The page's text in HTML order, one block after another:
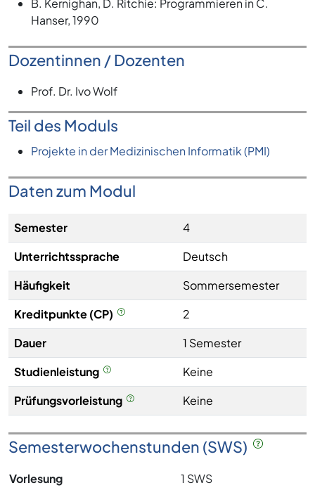
B. Kernighan, D. Ritchie: Programmieren in C.
Hanser, 1990
Dozentinnen / Dozenten
Prof. Dr. Ivo Wolf
Teil des Moduls
Projekte in der Medizinischen Informatik (PMI)
Daten zum Modul
Semester
4
Unterrichtssprache
Deutsch
Häufigkeit
Sommersemester
Kreditpunkte (CP)
2
Dauer
1 Semester
Studienleistung
Keine
Prüfungsvorleistung
Keine
Semesterwochenstunden (SWS)
Vorlesung
1 SWS